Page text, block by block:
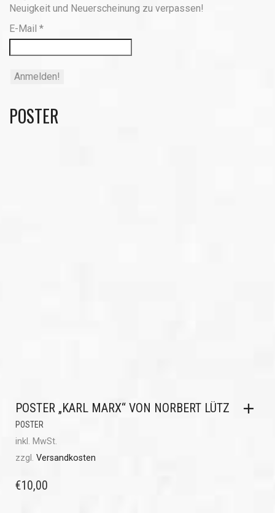
Neuigkeit und Neuerscheinung zu verpassen!
E-Mail *
POSTER
POSTER „KARL MARX“ VON NORBERT LÜTZ
POSTER
inkl. MwSt.
zzgl. Versandkosten
€10,00